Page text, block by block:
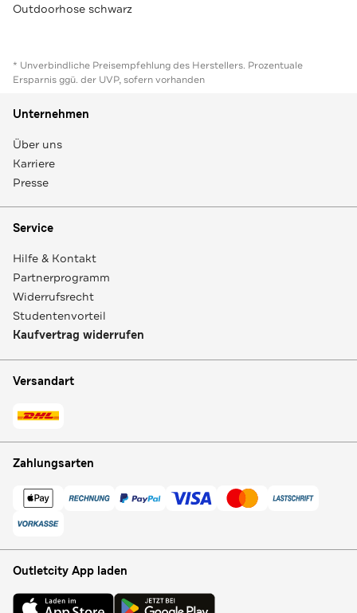
Outdoorhose schwarz
* Unverbindliche Preisempfehlung des Herstellers. Prozentuale
Ersparnis ggü. der UVP, sofern vorhanden
Unternehmen
Über uns
Karriere
Presse
Service
Hilfe & Kontakt
Partnerprogramm
Widerrufsrecht
Studentenvorteil
Kaufvertrag widerrufen
Versandart
Zahlungsarten
Outletcity App laden